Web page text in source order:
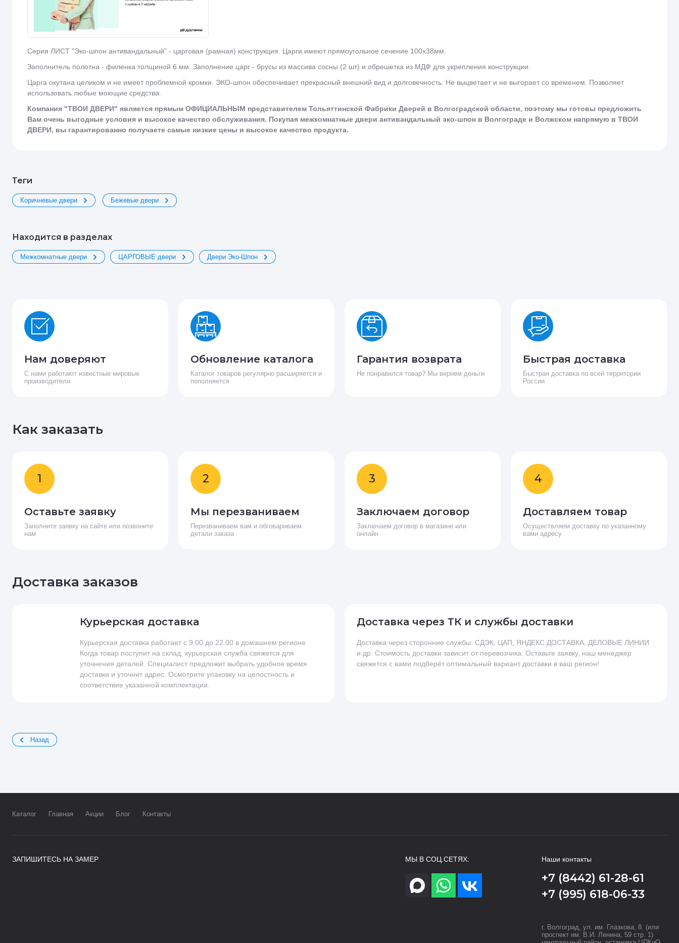
Серия ЛИСТ "Эко-шпон антивандальный" - царговая (рамная) конструкция. Царги имеют прямоугольное сечение 100х38мм.
Заполнитель полотна - филенка толщиной 6 мм. Заполнение царг - брусы из массива сосны (2 шт) и обрешетка из МДФ для укрепления конструкции.
Царга окутана целиком и не имеет проблемной кромки. ЭКО-шпон обеспечивает прекрасный внешний вид и долговечность. Не выцветает и не выгорает со временем. Позволяет
использовать любые моющие средства.
Компания "ТВОИ ДВЕРИ" является прямым ОФИЦИАЛЬНЫМ представителем Тольяттинской Фабрики Дверей в Волгоградской области, поэтому мы готовы предложить
Вам очень выгодные условия и высокое качество обслуживания. Покупая межкомнатные двери антивандальный эко-шпон в Волгограде и Волжском напрямую в ТВОИ
ДВЕРИ, вы гарантированно получаете самые низкие цены и высокое качество продукта.
теги
Коричневые двери Бежевые двери
Находится в разделах
Межкомнатные двери ЦАРГОВЫЕ двери Двери Эко-Шпон
Нам доверяют
С нами работают известные мировые
производители
Обновление каталога
Каталог товаров регулярно расширяется и
пополняется
Гарантия возврата
Не понравился товар? Мы вернем деньги
Быстрая доставка
Быстрая доставка по всей территории
России
Как заказать
1
Оставьте заявку
Заполните заявку на сайте или позвоните
нам
2
Мы перезваниваем
Перезваниваем вам и обговариваем
детали заказа
3
Заключаем договор
Заключаем договор в магазине или
онлайн.
4
Доставляем товар
Осуществляем доставку по указанному
вами адресу
Доставка заказов
Курьерская доставка
Курьерская доставка работает с 9.00 до 22.00 в домашнем регионе.
Когда товар поступит на склад, курьерская служба свяжется для
уточнения деталей. Специалист предложит выбрать удобное время
доставки и уточнит адрес. Осмотрите упаковку на целостность и
соответствие указанной комплектации.
Доставка через ТК и службы доставки
Доставка через сторонние службы: СДЭК, ЦАП, ЯНДЕКС ДОСТАВКА, ДЕЛОВЫЕ ЛИНИИ
и др. Стоимость доставки зависит от перевозчика. Оставьте заявку, наш менеджер
свяжется с вами подберёт оптимальный вариант доставки в ваш регион!
Назад
Каталог Главная Акции Блог Контакты
ЗАПИШИТЕСЬ НА ЗАМЕР МЫ В СОЦ.СЕТЯХ: Наши контакты
+7 (8442) 61-28-61
+7 (995) 618-06-33
г. Волгоград, ул. им. Глазкова, 8. (или
проспект им. В.И. Ленина, 59 стр. 1)